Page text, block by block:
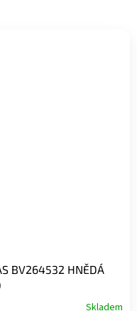
BV264532 HNĚDÁ
Skladem